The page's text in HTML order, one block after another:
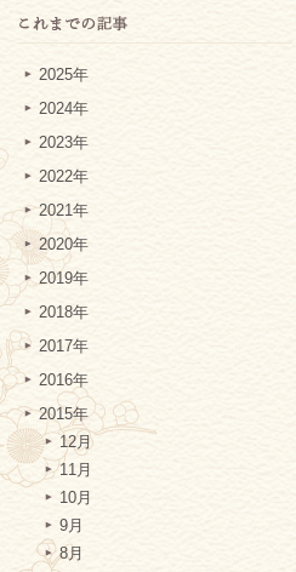
2025年
2024年
2023年
2022年
2021年
2020年
2019年
2018年
2017年
2016年
2015年
12月
11月
10月
9月
8月